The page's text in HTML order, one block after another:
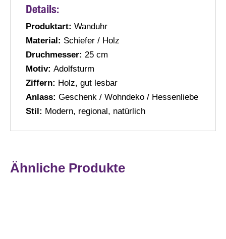
Details:
Produktart: Wanduhr
Material: Schiefer / Holz
Druchmesser: 25 cm
Motiv: Adolfsturm
Ziffern: Holz, gut lesbar
Anlass: Geschenk / Wohndeko / Hessenliebe
Stil: Modern, regional, natürlich
Ähnliche Produkte